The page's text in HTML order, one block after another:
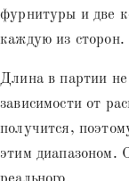
фурнитуры и две
каждую из сторон.
Длина в партии
зависимости от
получится,
этим диапазоном.